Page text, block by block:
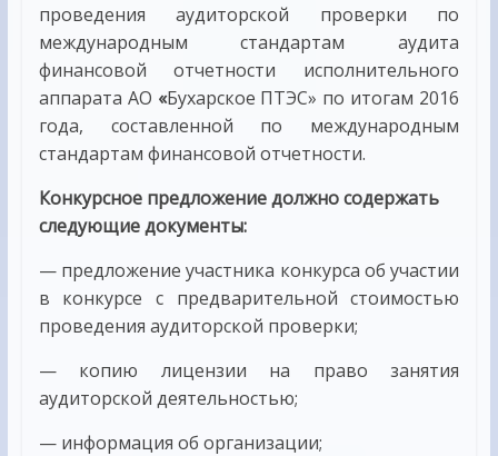
проведения аудиторской проверки по
международным стандартам аудита
финансовой отчетности исполнительного
аппарата АО «Бухарское ПТЭС» по итогам 2016
года, составленной по международным
стандартам финансовой отчетности.
Конкурсное предложение должно содержать
следующие документы:
— предложение участника конкурса об участии
в конкурсе с предварительной стоимостью
проведения аудиторской проверки;
— копию лицензии на право занятия
аудиторской деятельностью;
— информация об организации;